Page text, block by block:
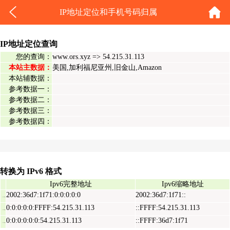
IP地址定位和手机号码归属
IP地址定位查询
您的查询： www.ors.xyz => 54.215.31.113
本站主数据： 美国,加利福尼亚州,旧金山,Amazon
本站辅数据：
参考数据一：
参考数据二：
参考数据三：
参考数据四：
转换为 IPv6 格式
Ipv6完整地址 Ipv6缩略地址
2002:36d7:1f71:0:0:0:0:0 2002:36d7:1f71::
0:0:0:0:0:FFFF:54.215.31.113 ::FFFF:54.215.31.113
0:0:0:0:0:0:54.215.31.113 ::FFFF:36d7:1f71